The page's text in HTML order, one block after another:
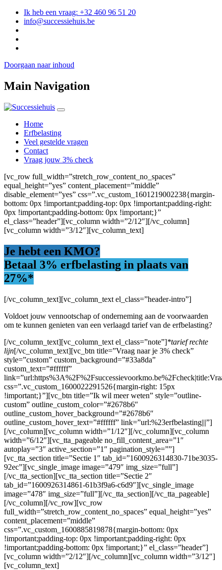
Ik heb een vraag: +32 460 96 51 20
info@successiehuis.be
Doorgaan naar inhoud
Main Navigation
Home
Erfbelasting
Veel gestelde vragen
Contact
Vraag jouw 3% check
[vc_row full_width=”stretch_row_content_no_spaces”
equal_height=”yes” content_placement=”middle”
disable_element=”yes” css=”.vc_custom_1601219002238{margin-
bottom: 0px !important;padding-top: 0px !important;padding-right:
0px !important;padding-bottom: 0px !important;}”
el_class=”header”][vc_column width=”2/12″][/vc_column]
[vc_column width=”3/12″][vc_column_text]
Je hebt een KMO?
Betaal 3% erfbelasting in plaats van
27%*
[/vc_column_text][vc_column_text el_class=”header-intro”]
Voldoet jouw vennootschap of onderneming aan de voorwaarden
om te kunnen genieten van een verlaagd tarief van de erfbelasting?
[/vc_column_text][vc_column_text el_class=”note”]*tarief rechte
lijn[/vc_column_text][vc_btn title=”Vraag naar je 3% check”
style=”custom” custom_background=”#33a8da”
custom_text=”#ffffff”
css=”.vc_custom_1600022291526{margin-right: 15px
!important;}”][vc_btn title=”Ik wil meer weten” style=”outline-
custom” outline_custom_color=”#2678b6″
outline_custom_hover_background=”#2678b6″
outline_custom_hover_text=”#ffffff” link=”url:%23erfbelasting|||”]
[/vc_column][vc_column width=”1/12″][/vc_column][vc_column
width=”6/12″][vc_tta_pageable no_fill_content_area=”1″
autoplay=”3″ active_section=”1″ pagination_style=””]
[vc_tta_section title=”Sectie 1″ tab_id=”1600926314830-71be3035-
92ec”][vc_single_image image=”479″ img_size=”full”]
[/vc_tta_section][vc_tta_section title=”Sectie 2″
tab_id=”1600926314861-61b3f9a6-c6d9″][vc_single_image
image=”478″ img_size=”full”][/vc_tta_section][/vc_tta_pageable]
[/vc_column][/vc_row][vc_row
full_width=”stretch_row_content_no_spaces” equal_height=”yes”
content_placement=”middle”
css=”.vc_custom_1600885819878{margin-bottom: 0px
!important;padding-top: 0px !important;padding-right: 0px
!important;padding-bottom: 0px !important;}” el_class=”header”]
[vc_column width=”2/12″][/vc_column][vc_column width=”3/12″]
[vc_column_text]